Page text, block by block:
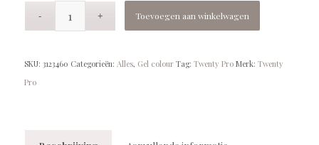
Toevoegen aan winkelwagen
SKU: 3123460 Categorieën: Alles, Gel colour Tag: Twenty Pro Merk: Twenty
Pro